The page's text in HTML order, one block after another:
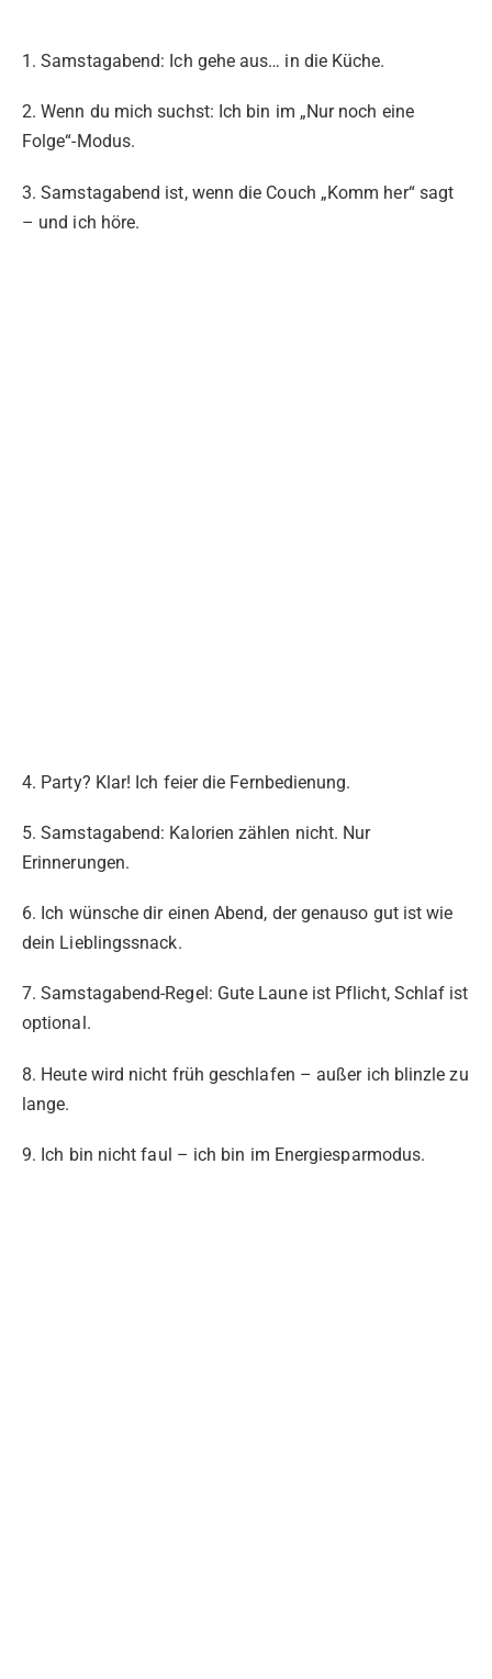
1. Samstagabend: Ich gehe aus… in die Küche.
2. Wenn du mich suchst: Ich bin im „Nur noch eine
Folge“-Modus.
3. Samstagabend ist, wenn die Couch „Komm her“ sagt
– und ich höre.
4. Party? Klar! Ich feier die Fernbedienung.
5. Samstagabend: Kalorien zählen nicht. Nur
Erinnerungen.
6. Ich wünsche dir einen Abend, der genauso gut ist wie
dein Lieblingssnack.
7. Samstagabend-Regel: Gute Laune ist Pflicht, Schlaf ist
optional.
8. Heute wird nicht früh geschlafen – außer ich blinzle zu
lange.
9. Ich bin nicht faul – ich bin im Energiesparmodus.